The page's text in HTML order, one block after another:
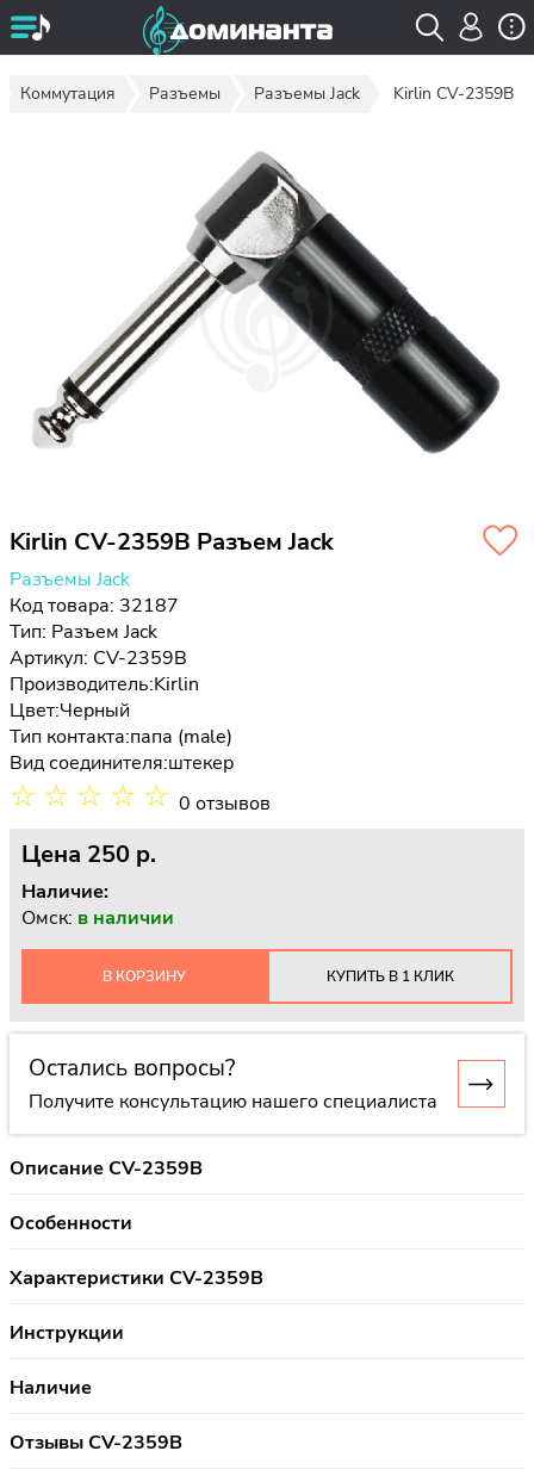
Коммутация Разъемы Разъемы Jack Kirlin CV-2359B
Kirlin CV-2359B Разъем Jack
Разъемы Jack
Код товара: 32187
Тип: Разъем Jack
Артикул: CV-2359B
Производитель:Kirlin
Цвет:Черный
Тип контакта:папа (male)
Вид соединителя:штекер
☆ ☆ ☆ ☆ ☆ 0 отзывов
Цена 250 p.
Наличие:
Омск: в наличии
В КОРЗИНУ КУПИТЬ В 1 КЛИК
Остались вопросы?
Получите консультацию нашего специалиста
Описание CV-2359B
Особенности
Характеристики CV-2359B
Инструкции
Наличие
Отзывы CV-2359B